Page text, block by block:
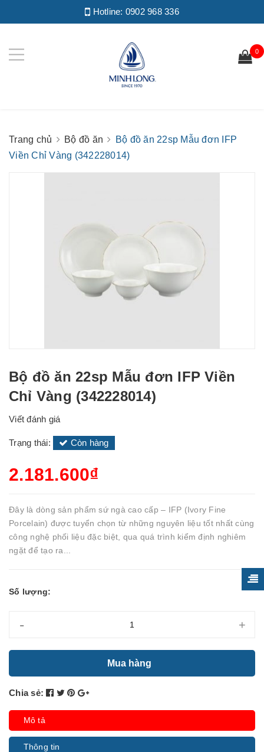
Hotline: 0902 968 336
0
Trang chủ Bộ đồ ăn
Bộ đồ ăn 22sp Mẫu đơn IFP
Viền Chỉ Vàng (342228014)
Bộ đồ ăn 22sp Mẫu đơn IFP Viền
Chỉ Vàng (342228014)
Viết đánh giá
Trạng thái: Còn hàng
2.181.600₫
Đây là dòng sản phẩm sứ ngà cao cấp – IFP (Ivory Fine
Porcelain) được tuyển chọn từ những nguyên liệu tốt nhất cùng
công nghệ phối liệu đặc biệt, qua quá trình kiểm định nghiêm
ngặt để tạo ra...
Số lượng:
- +
Mua hàng
Chia sẻ:
Mô tả
Thông tin